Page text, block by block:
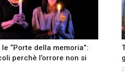
“Porte della memoria”:
perchè l’orrore non si